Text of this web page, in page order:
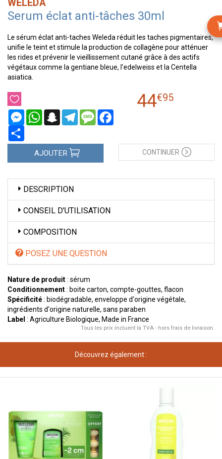
WELEDA
Serum éclat anti-tâches 30ml
Le sérum éclat anti-taches Weleda réduit les taches pigmentaires,
unifie le teint et stimule la production de collagène pour atténuer
les rides et prévenir le vieillissement cutané grâce à des actifs
végétaux comme la gentiane bleue, l’edelweiss et la Centella
asiatica.
MessengerWhatsAppSnapchatTelegramMessage
44€95
AJOUTER CONTINUER
DESCRIPTION
CONSEIL D’UTILISATION
COMPOSITION
POSEZ UNE QUESTION
Nature de produit: sérum
Conditionnement: boite carton, compte-gouttes, flacon
Spécificité: biodégradable, enveloppe d'origine végétale,
ingrédients d'origine naturelle, sans paraben
Label : Agriculture Biologique, Made in France
Tous les prix incluent la TVA - hors frais de livraison.
Découvrez également :